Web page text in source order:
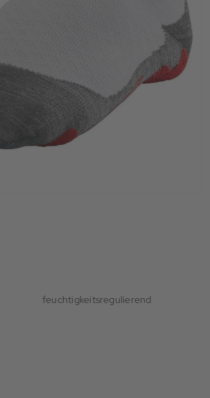
feuchtigkeitsregulierend